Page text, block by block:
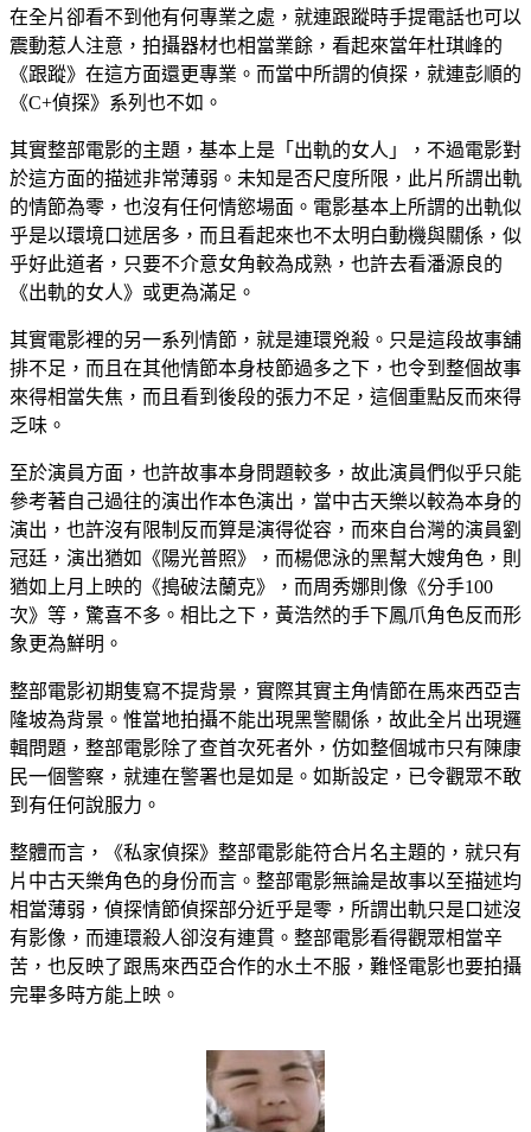
在全片卻看不到他有何專業之處，就連跟蹤時手提電話也可以
震動惹人注意，拍攝器材也相當業餘，看起來當年杜琪峰的
《跟蹤》在這方面還更專業。而當中所謂的偵探，就連彭順的
《C+偵探》系列也不如。
其實整部電影的主題，基本上是「出軌的女人」，不過電影對
於這方面的描述非常薄弱。未知是否尺度所限，此片所謂出軌
的情節為零，也沒有任何情慾場面。電影基本上所謂的出軌似
乎是以環境口述居多，而且看起來也不太明白動機與關係，似
乎好此道者，只要不介意女角較為成熟，也許去看潘源良的
《出軌的女人》或更為滿足。
其實電影裡的另一系列情節，就是連環兇殺。只是這段故事舖
排不足，而且在其他情節本身枝節過多之下，也令到整個故事
來得相當失焦，而且看到後段的張力不足，這個重點反而來得
乏味。
至於演員方面，也許故事本身問題較多，故此演員們似乎只能
參考著自己過往的演出作本色演出，當中古天樂以較為本身的
演出，也許沒有限制反而算是演得從容，而來自台灣的演員劉
冠廷，演出猶如《陽光普照》，而楊偲泳的黑幫大嫂角色，則
猶如上月上映的《搗破法蘭克》，而周秀娜則像《分手100
次》等，驚喜不多。相比之下，黃浩然的手下鳳爪角色反而形
象更為鮮明。
整部電影初期隻寫不提背景，實際其實主角情節在馬來西亞吉
隆坡為背景。惟當地拍攝不能出現黑警關係，故此全片出現邏
輯問題，整部電影除了查首次死者外，仿如整個城市只有陳康
民一個警察，就連在警署也是如是。如斯設定，已令觀眾不敢
到有任何說服力。
整體而言，《私家偵探》整部電影能符合片名主題的，就只有
片中古天樂角色的身份而言。整部電影無論是故事以至描述均
相當薄弱，偵探情節偵探部分近乎是零，所謂出軌只是口述沒
有影像，而連環殺人卻沒有連貫。整部電影看得觀眾相當辛
苦，也反映了跟馬來西亞合作的水土不服，難怪電影也要拍攝
完畢多時方能上映。